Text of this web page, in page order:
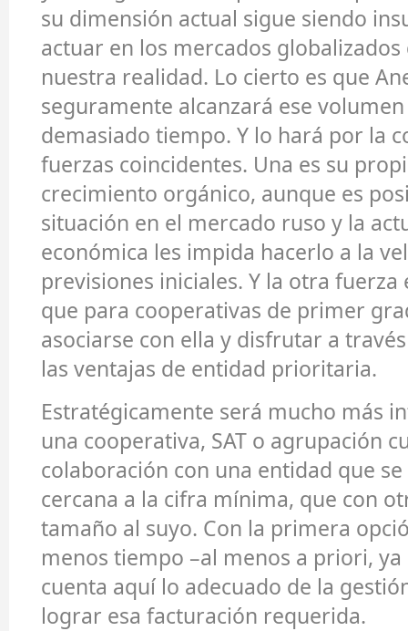
su dimensión actual sigue siendo
actuar en los mercados
nuestra realidad. Lo cierto es que
seguramente alcanzará ese
demasiado tiempo. Y lo hará por la
fuerzas coincidentes. Una es su
crecimiento orgánico, aunque es
situación en el mercado ruso y la
económica les impida hacerlo a la
previsiones iniciales. Y la otra fuerza
que para cooperativas de primer
asociarse con ella y disfrutar a
las ventajas de entidad prioritaria.
Estratégicamente será mucho más
una cooperativa, SAT o agrupación
colaboración con una entidad que
cercana a la cifra mínima, que con
tamaño al suyo. Con la primera
menos tiempo –al menos a priori,
cuenta aquí lo adecuado de la
lograr esa facturación requerida.